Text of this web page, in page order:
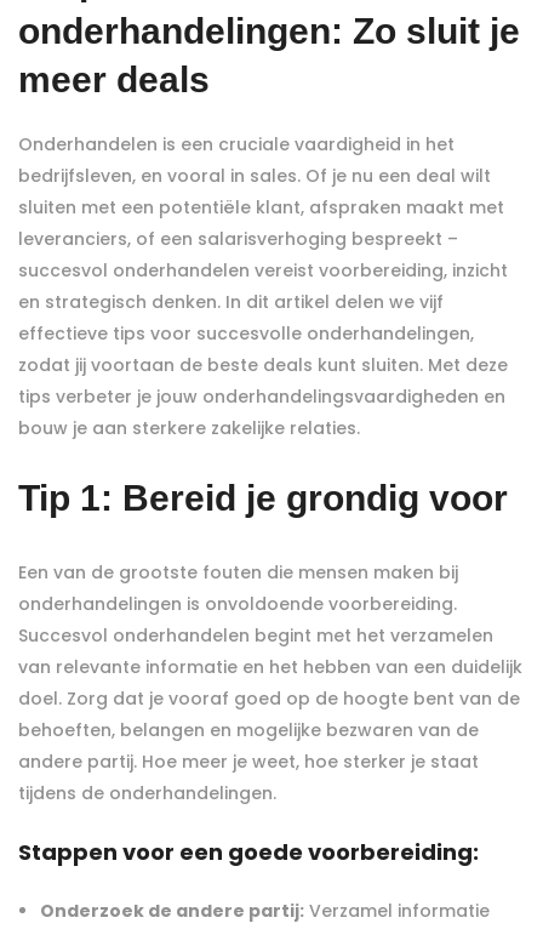
onderhandelingen: Zo sluit je
meer deals
Onderhandelen is een cruciale vaardigheid in het
bedrijfsleven, en vooral in sales. Of je nu een deal wilt
sluiten met een potentiële klant, afspraken maakt met
leveranciers, of een salarisverhoging bespreekt –
succesvol onderhandelen vereist voorbereiding, inzicht
en strategisch denken. In dit artikel delen we vijf
effectieve tips voor succesvolle onderhandelingen,
zodat jij voortaan de beste deals kunt sluiten. Met deze
tips verbeter je jouw onderhandelingsvaardigheden en
bouw je aan sterkere zakelijke relaties.
Tip 1: Bereid je grondig voor
Een van de grootste fouten die mensen maken bij
onderhandelingen is onvoldoende voorbereiding.
Succesvol onderhandelen begint met het verzamelen
van relevante informatie en het hebben van een duidelijk
doel. Zorg dat je vooraf goed op de hoogte bent van de
behoeften, belangen en mogelijke bezwaren van de
andere partij. Hoe meer je weet, hoe sterker je staat
tijdens de onderhandelingen.
Stappen voor een goede voorbereiding:
Onderzoek de andere partij: Verzamel informatie